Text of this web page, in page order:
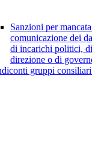
Sanzioni per
comunicazione dei
di incarichi politici,
direzione o di
gruppi